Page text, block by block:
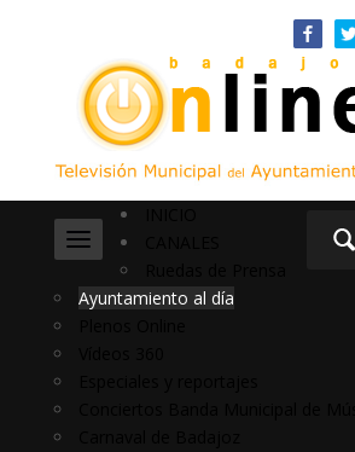
Buscar:
Ayuntamiento al día